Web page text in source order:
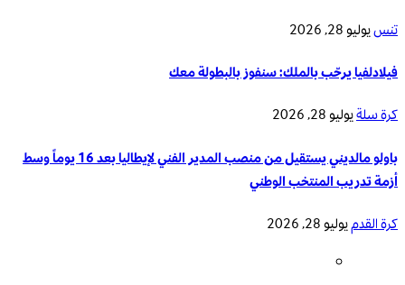
تنسيوليو 28, 2026
فيلادلفيا يرحّب بالملك: سنفوز بالبطولة معك
كرة سلةيوليو 28, 2026
باولو مالديني يستقيل من منصب المدير الفني لإيطاليا بعد 16 يوماً وسط
أزمة تدريب المنتخب الوطني
كرة القدميوليو 28, 2026